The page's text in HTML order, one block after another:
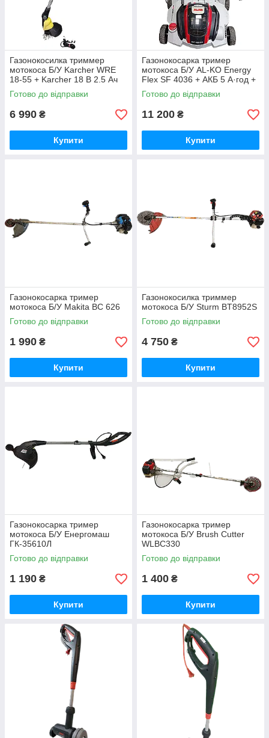
Газонокосилка триммер
мотокоса Б/У Karcher WRE
18-55 + Karcher 18 В 2.5 Ач
(2.445-062.0)
Готово до відправки
6 990 ₴
Купити
Газонокосарка тример
мотокоса Б/У AL-KO Energy
Flex SF 4036 + АКБ 5 А·год +
З/К
Готово до відправки
11 200 ₴
Купити
Газонокосарка тример
мотокоса Б/У Makita BC 626
Готово до відправки
1 990 ₴
Купити
Газонокосилка триммер
мотокоса Б/У Sturm BT8952S
Готово до відправки
4 750 ₴
Купити
Газонокосарка тример
мотокоса Б/У Енергомаш
ГК-35610Л
Готово до відправки
1 190 ₴
Купити
Газонокосарка тример
мотокоса Б/У Brush Cutter
WLBC330
Готово до відправки
1 400 ₴
Купити